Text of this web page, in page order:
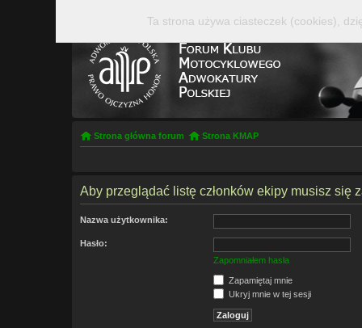
Strona główna forum Strona KMAP
Aby przeglądać listę członków ekipy musisz się
Nazwa użytkownika:
Hasło:
Zapomniałem hasła
Zapamiętaj mnie
Ukryj mnie w tej sesji
Ta strona używa ciasteczek (cookies),